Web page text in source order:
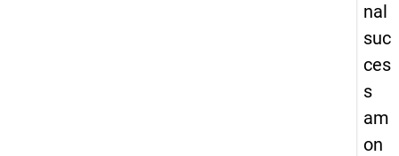
nal
suc
ces
s
am
on